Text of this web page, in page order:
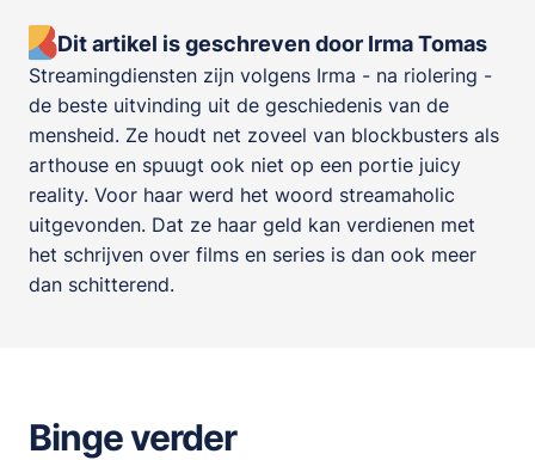
Dit artikel is geschreven door Irma Tomas
Streamingdiensten zijn volgens Irma - na riolering -
de beste uitvinding uit de geschiedenis van de
mensheid. Ze houdt net zoveel van blockbusters als
arthouse en spuugt ook niet op een portie juicy
reality. Voor haar werd het woord streamaholic
uitgevonden. Dat ze haar geld kan verdienen met
het schrijven over films en series is dan ook meer
dan schitterend.
Binge verder